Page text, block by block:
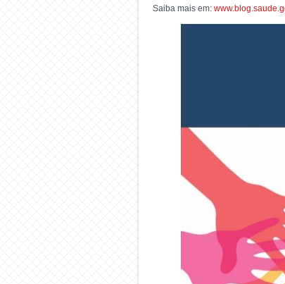
Saiba mais em: